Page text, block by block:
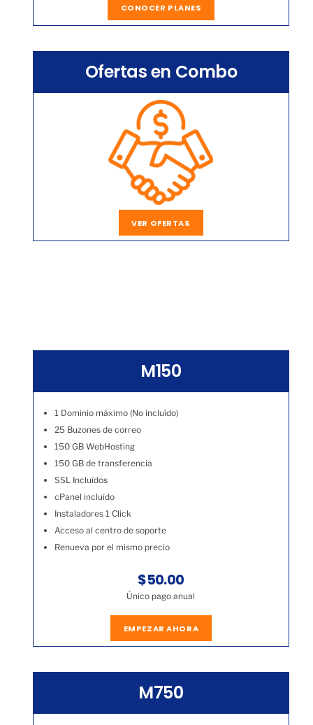
CONOCER PLANES
Ofertas en Combo
VER OFERTAS
M150
1 Dominio máximo (No incluído)
25 Buzones de correo
150 GB WebHosting
150 GB de transferencia
SSL Incluídos
cPanel incluído
Instaladores 1 Click
Acceso al centro de soporte
Renueva por el mismo precio
$50.00
Único pago anual
EMPEZAR AHORA
M750